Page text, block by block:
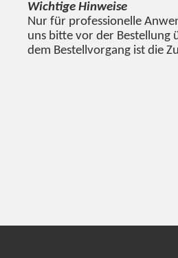
Wichtige Hinweise
Nur für professionelle
uns bitte vor der Bestellung
dem Bestellvorgang ist die